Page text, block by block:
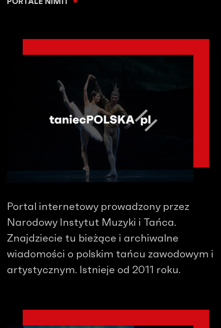
Portal internetowy prowadzony przez
Narodowy Instytut Muzyki i Tańca.
Znajdziecie tu bieżące i archiwalne
wiadomości o polskim tańcu zawodowym i
artystycznym. Istnieje od 2011 roku.